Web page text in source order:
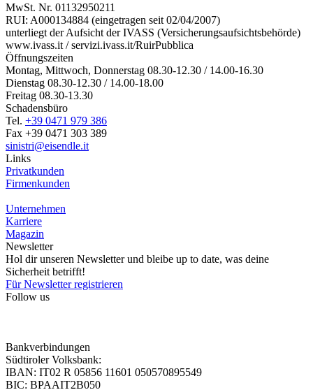
MwSt. Nr. 01132950211
RUI: A000134884 (eingetragen seit 02/04/2007)
unterliegt der Aufsicht der IVASS (Versicherungsaufsichtsbehörde)
www.ivass.it / servizi.ivass.it/RuirPubblica
Öffnungszeiten
Montag, Mittwoch, Donnerstag 08.30-12.30 / 14.00-16.30
Dienstag 08.30-12.30 / 14.00-18.00
Freitag 08.30-13.30
Schadensbüro
Tel. +39 0471 979 386
Fax +39 0471 303 389
sinistri@eisendle.it
Links
Privatkunden
Firmenkunden
Unternehmen
Karriere
Magazin
Newsletter
Hol dir unseren Newsletter und bleibe up to date, was deine
Sicherheit betrifft!
Für Newsletter registrieren
Follow us
Bankverbindungen
Südtiroler Volksbank:
IBAN: IT02 R 05856 11601 050570895549
BIC: BPAAIT2B050